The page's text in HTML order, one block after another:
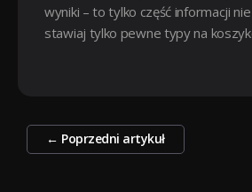
wyniki – to tylko część informacji
stawiaj tylko pewne typy na
Zobacz
← Poprzedni artykuł